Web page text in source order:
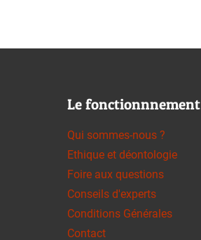
Le fonctionnnement
Qui sommes-nous ?
Ethique et déontologie
Foire aux questions
Conseils d'experts
Conditions Générales
Contact